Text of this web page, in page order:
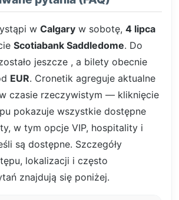
w Calgary w sobotę, 4 lipca
Scotiabank Saddledome. Do
jeszcze , a bilety obecnie
EUR. Cronetik agreguje aktualne
czasie rzeczywistym — kliknięcie
pokazuje wszystkie dostępne
w tym opcje VIP, hospitality i
są dostępne. Szczegóły
lokalizacji i często
znajdują się poniżej.